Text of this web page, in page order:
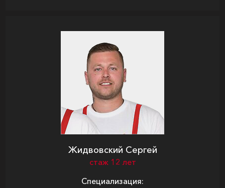
Жидвовский Сергей
стаж 12 лет
Специализация: